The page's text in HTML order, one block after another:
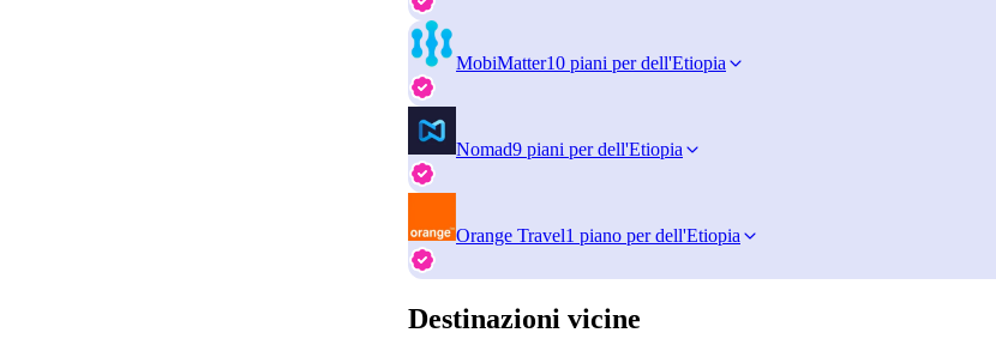
MobiMatter10 piani per dell'Etiopia
Nomad9 piani per dell'Etiopia
Orange Travel1 piano per dell'Etiopia
Destinazioni vicine